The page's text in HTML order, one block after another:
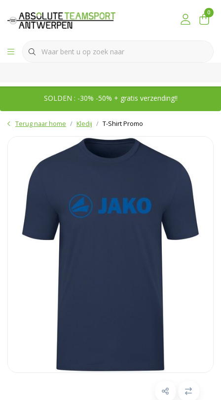
0
SOLDEN : -30% -50% + gratis verzending!!
Terug naar home Kledij T-Shirt Promo